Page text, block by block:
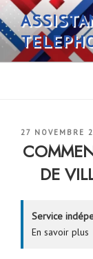
Aller
au
contenu
principal
PUBLIÉ
LE
27 NOVEMBRE
DE
Service
En savoir plus